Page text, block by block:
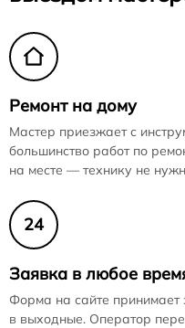
Ремонт на дому
Мастер приезжает с
большинство работ по
на месте — технику не
24
Заявка в любое
Форма на сайте принимает
в выходные. Оператор